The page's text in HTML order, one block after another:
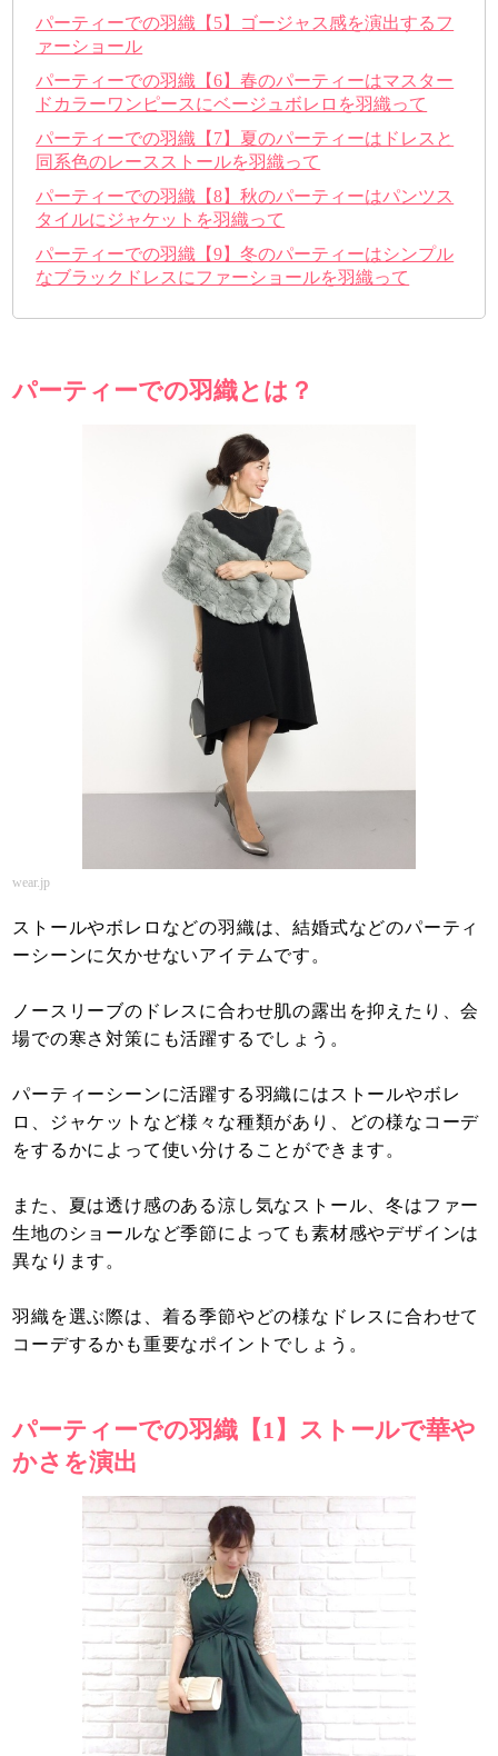
パーティーでの羽織【5】ゴージャス感を演出するフ
ァーショール
パーティーでの羽織【6】春のパーティーはマスター
ドカラーワンピースにベージュボレロを羽織って
パーティーでの羽織【7】夏のパーティーはドレスと
同系色のレースストールを羽織って
パーティーでの羽織【8】秋のパーティーはパンツス
タイルにジャケットを羽織って
パーティーでの羽織【9】冬のパーティーはシンプル
なブラックドレスにファーショールを羽織って
パーティーでの羽織とは？
wear.jp
ストールやボレロなどの羽織は、結婚式などのパーティ
ーシーンに欠かせないアイテムです。
ノースリーブのドレスに合わせ肌の露出を抑えたり、会
場での寒さ対策にも活躍するでしょう。
パーティーシーンに活躍する羽織にはストールやボレ
ロ、ジャケットなど様々な種類があり、どの様なコーデ
をするかによって使い分けることができます。
また、夏は透け感のある涼し気なストール、冬はファー
生地のショールなど季節によっても素材感やデザインは
異なります。
羽織を選ぶ際は、着る季節やどの様なドレスに合わせて
コーデするかも重要なポイントでしょう。
パーティーでの羽織【1】ストールで華や
かさを演出